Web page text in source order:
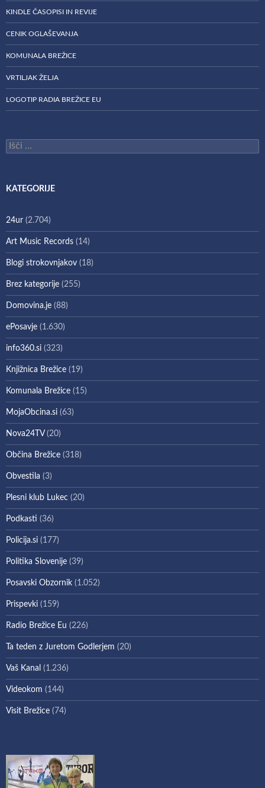
KINDLE ČASOPISI IN REVIJE
CENIK OGLAŠEVANJA
KOMUNALA BREŽICE
VRTILJAK ŽELJA
LOGOTIP RADIA BREŽICE EU
Išči:
KATEGORIJE
24ur (2.704)
Art Music Records (14)
Blogi strokovnjakov (18)
Brez kategorije (255)
Domovina.je (88)
ePosavje (1.630)
info360.si (323)
Knjižnica Brežice (19)
Komunala Brežice (15)
MojaObcina.si (63)
Nova24TV(20)
Občina Brežice (318)
Obvestila (3)
Plesni klub Lukec (20)
Podkasti (36)
Policija.si (177)
Politika Slovenije (39)
Posavski Obzornik (1.052)
Prispevki (159)
Radio Brežice Eu (226)
Ta teden z Juretom Godlerjem (20)
Vaš Kanal (1.236)
Videokom (144)
Visit Brežice (74)